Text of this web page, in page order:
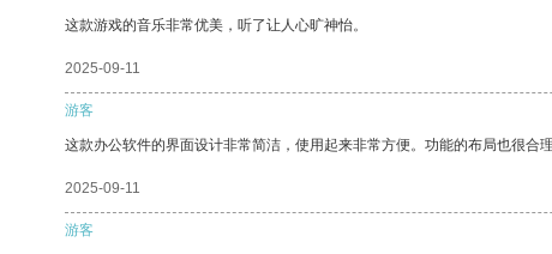
这款游戏的音乐非常优美，听了让人心旷神怡。
2025-09-11
游客
这款办公软件的界面设计非常简洁，使用起来非常方便。功能的布局也很合理
2025-09-11
游客